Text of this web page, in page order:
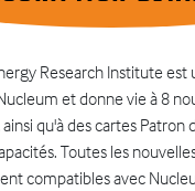
Research Institute est
et donne vie à 8
qu'à des cartes Patron
Toutes les
compatibles avec